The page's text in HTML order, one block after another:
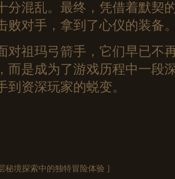
分混乱。最终，凭借着默契
败对手，拿到了心仪的装备
祖玛弓箭手，它们早已不
而是成为了游戏历程中一段
到资深玩家的蜕变。
秘境探索中的独特冒险体验 ]